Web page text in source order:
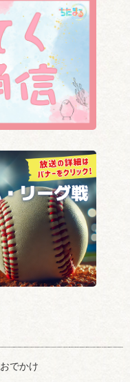
おでかけ